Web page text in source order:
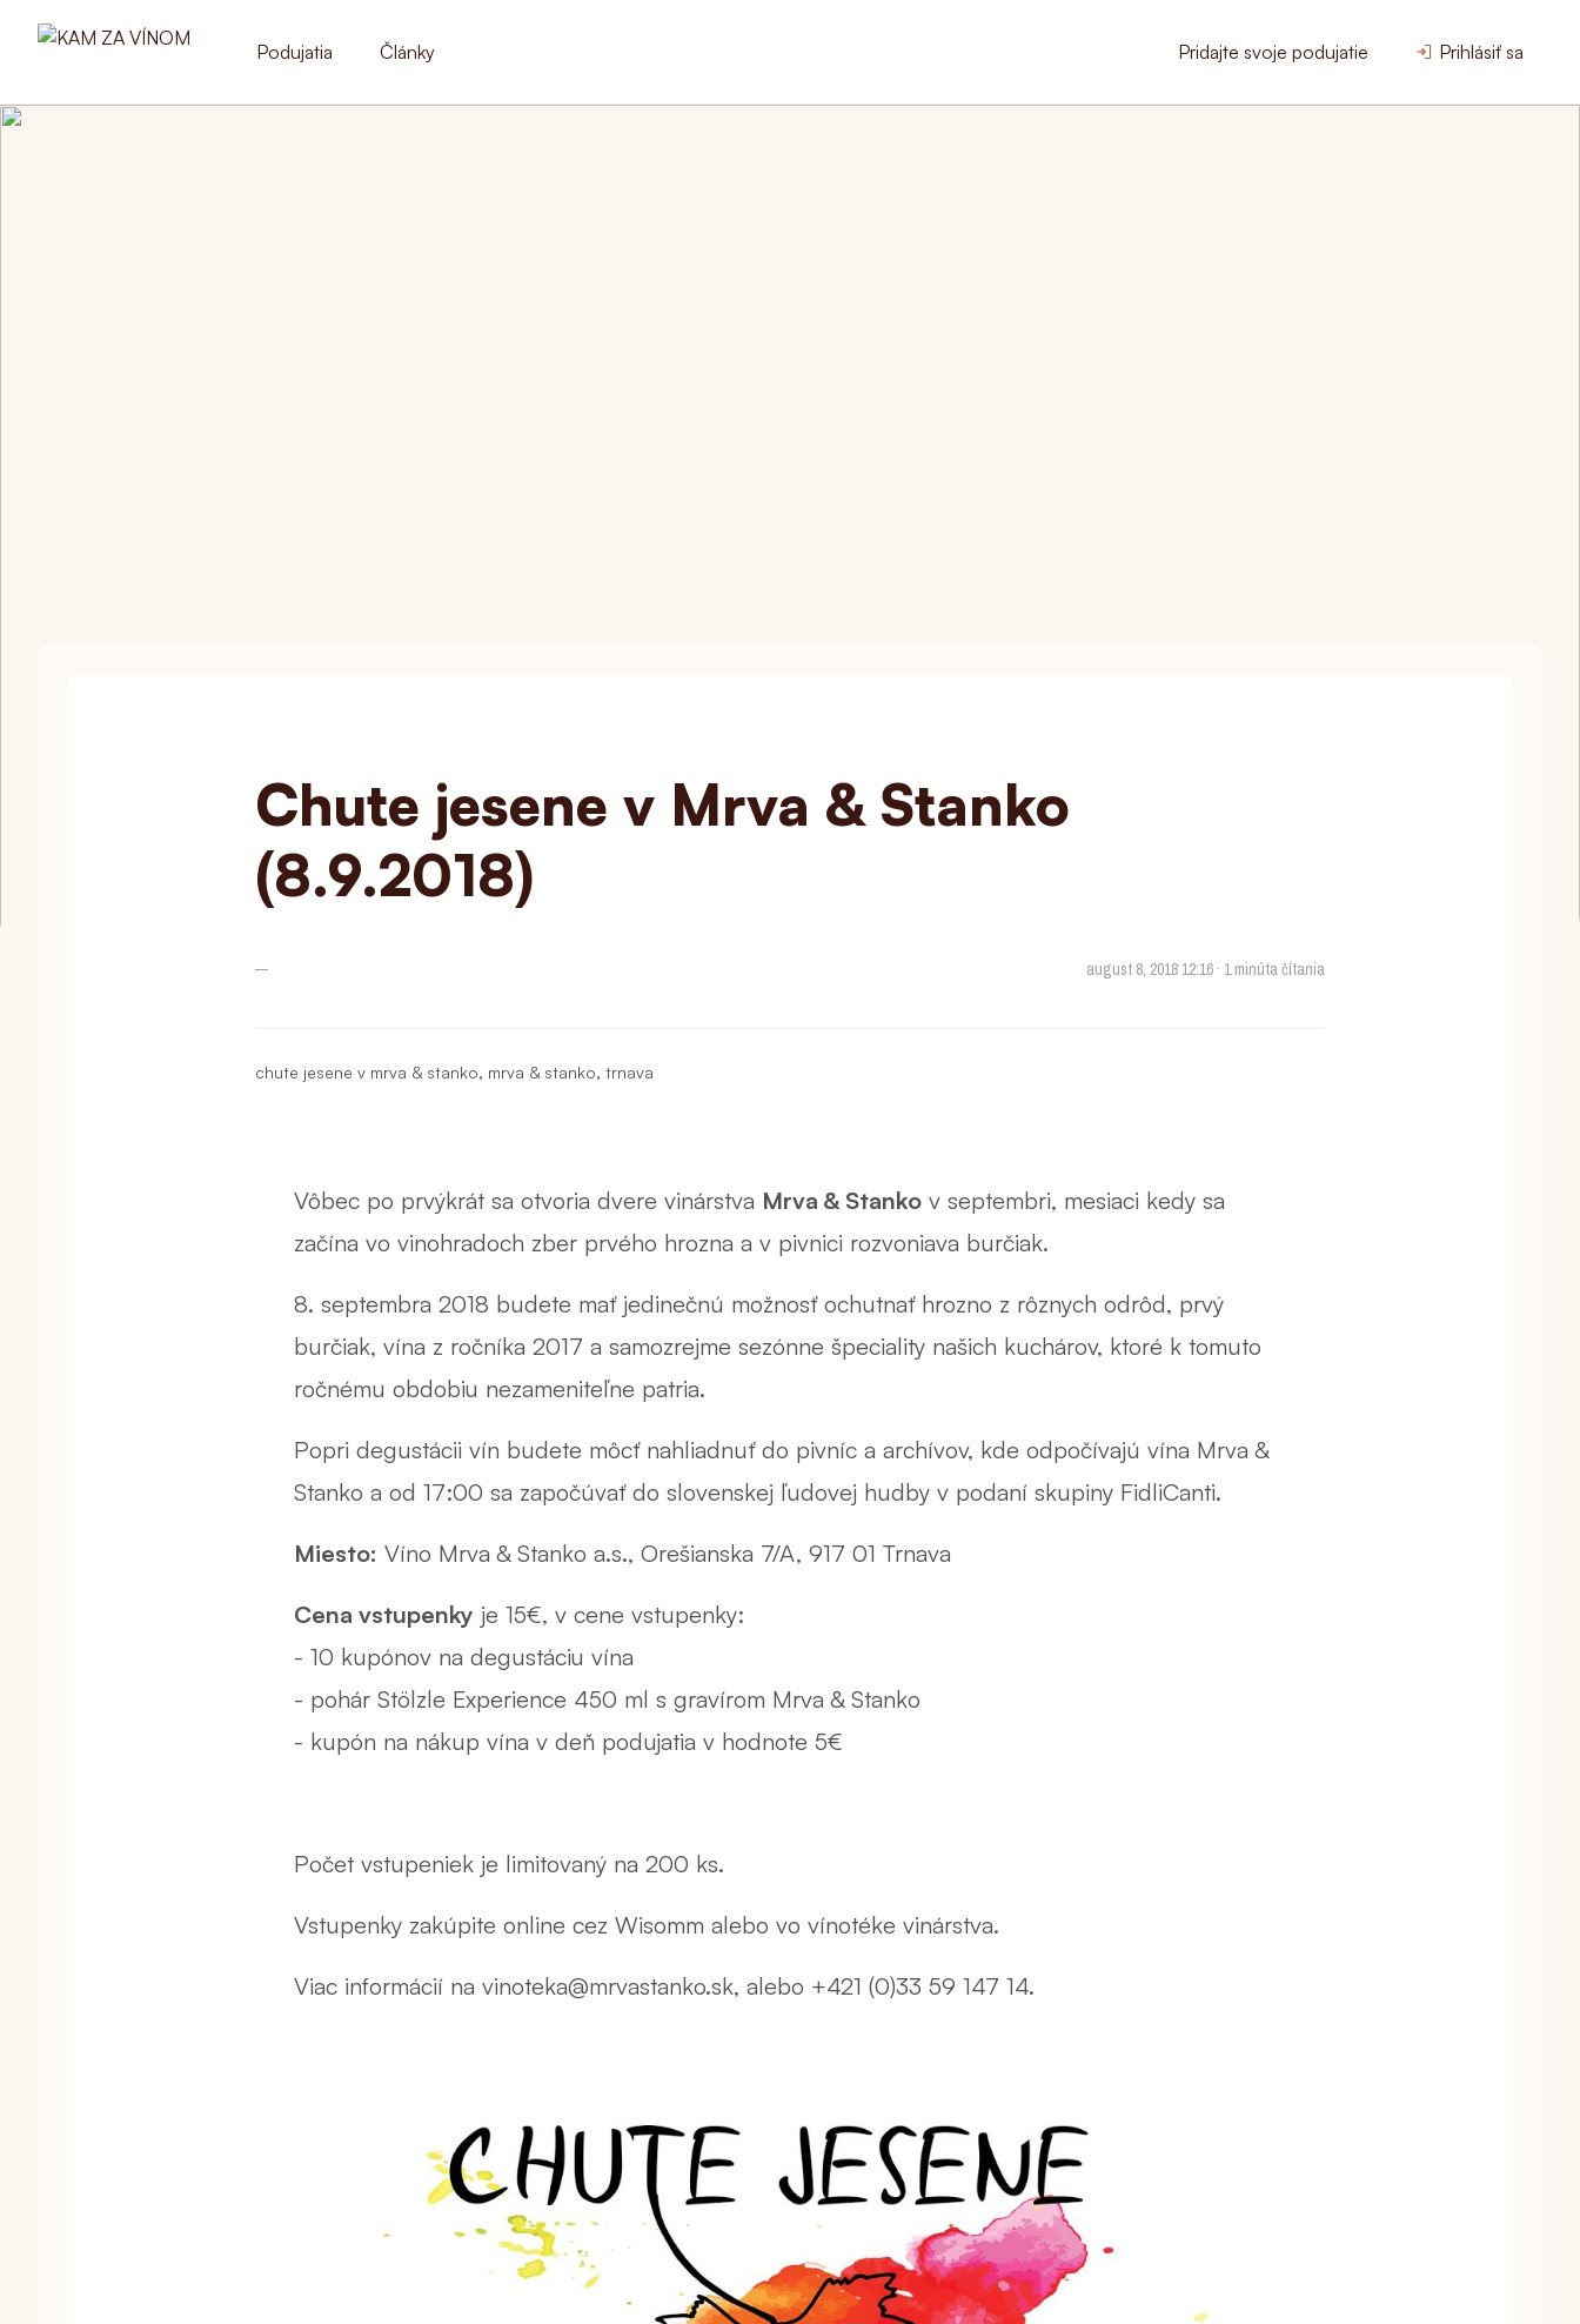
Podujatia Články Pridajte svoje podujatie Prihlásiť sa
Chute jesene v Mrva & Stanko
(8.9.2018)
— august 8, 2018 12:16 · 1 minúta čítania
chute jesene v mrva & stanko, mrva & stanko, trnava
Vôbec po prvýkrát sa otvoria dvere vinárstva Mrva & Stankov septembri, mesiaci kedy sa
začína vo vinohradoch zber prvého hrozna a v pivnici rozvoniava burčiak.
8. septembra 2018 budete mať jedinečnú možnosť ochutnať hrozno z rôznych odrôd, prvý
burčiak, vína z ročníka 2017 a samozrejme sezónne špeciality našich kuchárov, ktoré k tomuto
ročnému obdobiu nezameniteľne patria.
Popri degustácii vín budete môcť nahliadnuť do pivníc a archívov, kde odpočívajú vína Mrva &
Stanko a od 17:00 sa započúvať do slovenskej ľudovej hudby v podaní skupiny FidliCanti.
Miesto: Víno Mrva & Stanko a.s., Orešianska 7/A, 917 01 Trnava
Cena vstupenky je 15€, v cene vstupenky:
- 10 kupónov na degustáciu vína
- pohár Stölzle Experience 450 ml s gravírom Mrva & Stanko
- kupón na nákup vína v deň podujatia v hodnote 5€
Počet vstupeniek je limitovaný na 200 ks.
Vstupenky zakúpite online cez Wisomm alebo vo vínotéke vinárstva.
Viac informácií na vinoteka@mrvastanko.sk, alebo +421 (0)33 59 147 14.